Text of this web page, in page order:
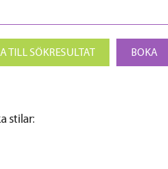
BOKA
TILL SÖKRESULTAT
stilar: